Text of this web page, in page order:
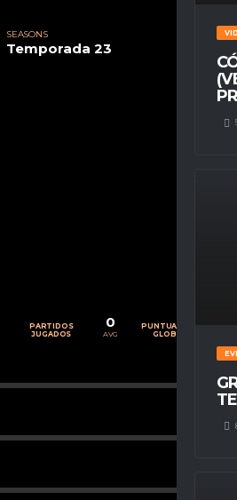
SEASONS
Temporada 23
PARTIDOS
JUGADOS
0
AVG
PUNTUACIÓN
GLOBAL
%